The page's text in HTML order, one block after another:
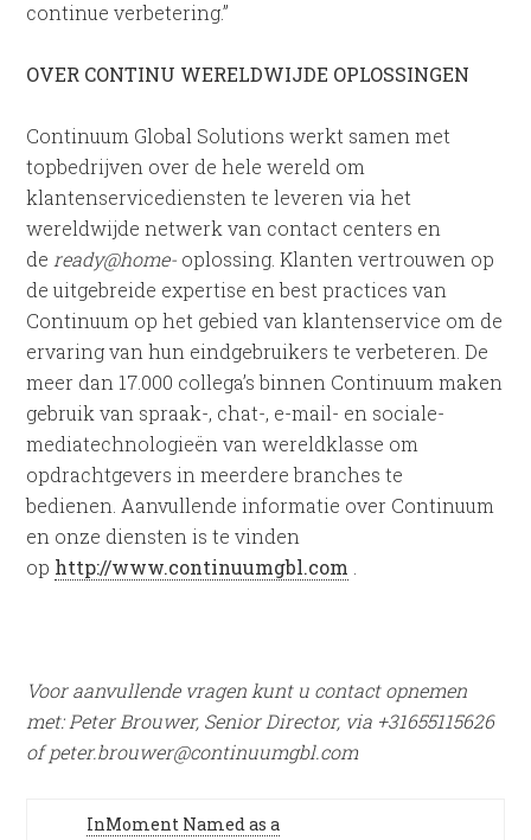
continue verbetering.”
OVER CONTINU WERELDWIJDE OPLOSSINGEN
Continuum Global Solutions werkt samen met
topbedrijven over de hele wereld om
klantenservicediensten te leveren via het
wereldwijde netwerk van contact centers en
de ready@home- oplossing. Klanten vertrouwen op
de uitgebreide expertise en best practices van
Continuum op het gebied van klantenservice om de
ervaring van hun eindgebruikers te verbeteren. De
meer dan 17.000 collega’s binnen Continuum maken
gebruik van spraak-, chat-, e-mail- en sociale-
mediatechnologieën van wereldklasse om
opdrachtgevers in meerdere branches te
bedienen. Aanvullende informatie over Continuum
en onze diensten is te vinden
op http://www.continuumgbl.com
Voor aanvullende vragen kunt u contact opnemen
met: Peter Brouwer, Senior Director, via +31655115626
of peter.brouwer@continuumgbl.com
InMoment Named as a